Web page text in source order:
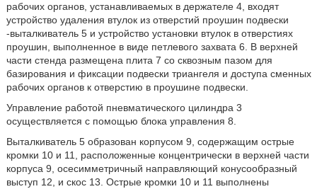
рабочих органов, устанавливаемых в держателе 4, входят
устройство удаления втулок из отверстий проушин подвески
-выталкиватель 5 и устройство установки втулок в отверстиях
проушин, выполненное в виде петлевого захвата 6. В верхней
части стенда размещена плита 7 со сквозным пазом для
базирования и фиксации подвески триангеля и доступа сменных
рабочих органов к отверстию в проушине подвески.
Управление работой пневматического цилиндра 3
осуществляется с помощью блока управления 8.
Выталкиватель 5 образован корпусом 9, содержащим острые
кромки 10 и 11, расположенные концентрически в верхней части
корпуса 9, осесимметричный направляющий конусообразный
выступ 12, и скос 13. Острые кромки 10 и 11 выполнены